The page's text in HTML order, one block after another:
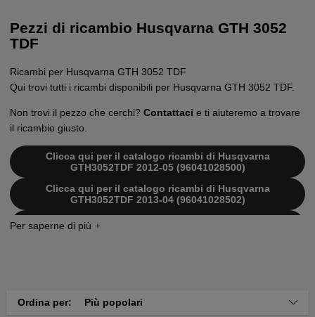
Pezzi di ricambio Husqvarna GTH 3052
TDF
Ricambi per Husqvarna GTH 3052 TDF
Qui trovi tutti i ricambi disponibili per Husqvarna GTH 3052 TDF.
Non trovi il pezzo che cerchi? Contattaci e ti aiuteremo a trovare
il ricambio giusto.
Clicca qui per il catalogo ricambi di Husqvarna
GTH3052TDF 2012-05 (96041028500)
Clicca qui per il catalogo ricambi di Husqvarna
GTH3052TDF 2013-04 (96041028502)
Clicca qui per il catalogo ricambi di Husqvarna
GTH3052TDF 2015-02 (96041028503)
GTH3052 TDF 2012-11 (96041028501)
Ordina per: Più popolari